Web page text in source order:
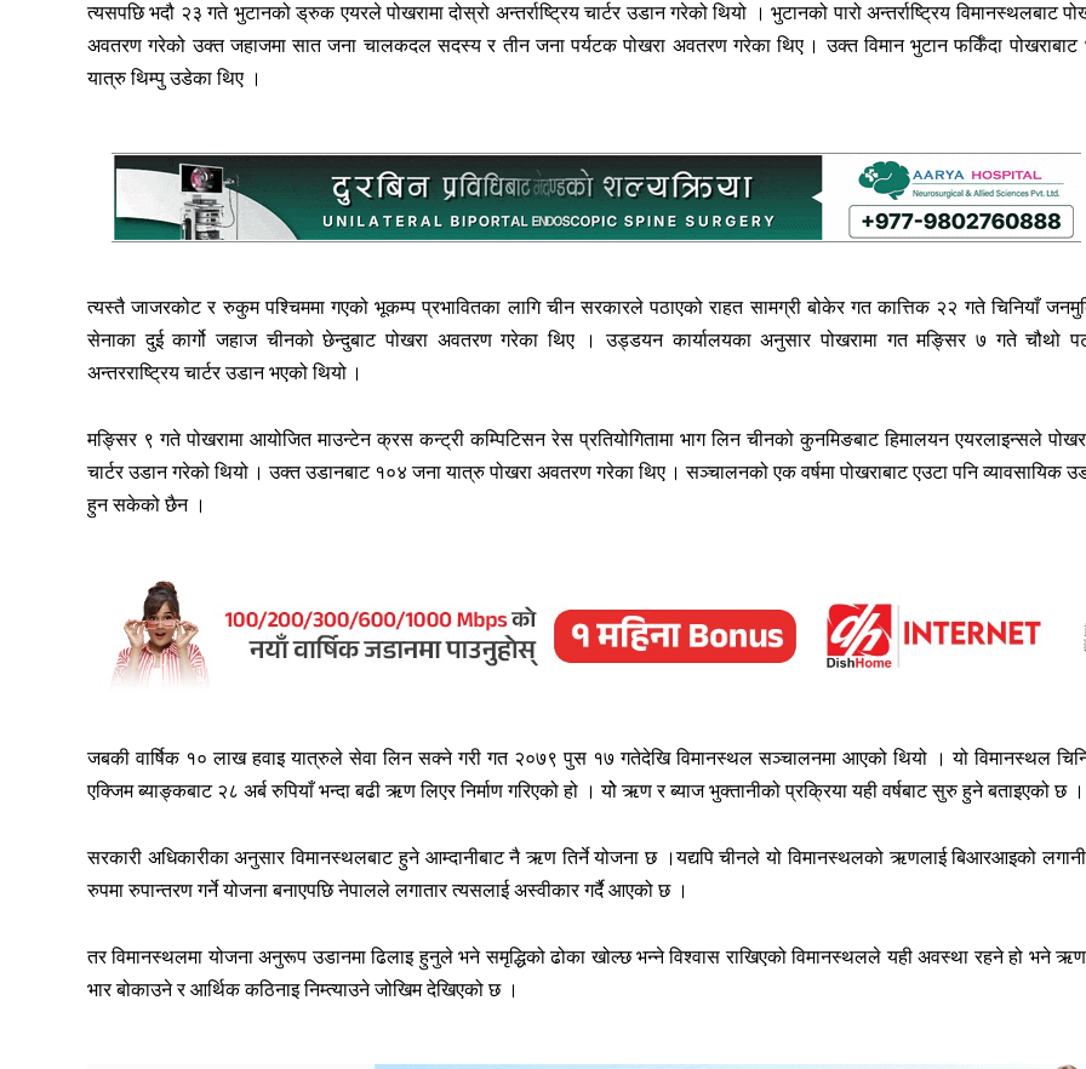
त्यसपछि भदौ २३ गते भुटानको ड्रुक एयरले पोखरामा दोस्रो अन्तर्राष्ट्रिय चार्टर उडान गरेको थियो । भुटानको पारो अन्तर्राष्ट्रिय विमानस्थलबाट
अवतरण गरेको उक्त जहाजमा सात जना चालकदल सदस्य र तीन जना पर्यटक पोखरा अवतरण गरेका थिए । उक्त विमान भुटान फर्किँदा पोखराबाट
यात्रु थिम्पु उडेका थिए ।
त्यस्तै जाजरकोट र रुकुम पश्चिममा गएको भूकम्प प्रभावितका लागि चीन सरकारले पठाएको राहत सामग्री बोकेर गत कात्तिक २२ गते चिनियाँ
सेनाका दुई कार्गो जहाज चीनको छेन्दुबाट पोखरा अवतरण गरेका थिए । उड्डयन कार्यालयका अनुसार पोखरामा गत मङ्सिर ७ गते चौथो
अन्तरराष्ट्रिय चार्टर उडान भएको थियो ।
मङ्सिर ९ गते पोखरामा आयोजित माउन्टेन क्रस कन्ट्री कम्पिटिसन रेस प्रतियोगितामा भाग लिन चीनको कुनमिङबाट हिमालयन एयरलाइन्सले
चार्टर उडान गरेको थियो । उक्त उडानबाट १०४ जना यात्रु पोखरा अवतरण गरेका थिए । सञ्चालनको एक वर्षमा पोखराबाट एउटा पनि व्यावसायिक
हुन सकेको छैन ।
जबकी वार्षिक १० लाख हवाइ यात्रुले सेवा लिन सक्ने गरी गत २०७९ पुस १७ गतेदेखि विमानस्थल सञ्चालनमा आएको थियो । यो विमानस्थल
एक्जिम ब्याङ्कबाट २८ अर्ब रुपियाँ भन्दा बढी ऋण लिएर निर्माण गरिएको हो । योे ऋण र ब्याज भुक्तानीको प्रक्रिया यही वर्षबाट सुरु हुने बताइएको छ ।
सरकारी अधिकारीका अनुसार विमानस्थलबाट हुने आम्दानीबाट नै ऋण तिर्ने योजना छ ।यद्यपि चीनले यो विमानस्थलको ऋणलाई बिआरआइको
रुपमा रुपान्तरण गर्ने योजना बनाएपछि नेपालले लगातार त्यसलाई अस्वीकार गर्दै आएको छ ।
तर विमानस्थलमा योजना अनुरूप उडानमा ढिलाइ हुनुले भने समृद्धिको ढोका खोल्छ भन्ने विश्वास राखिएको विमानस्थलले यही अवस्था रहने हो भने
भार बोकाउने र आर्थिक कठिनाइ निम्त्याउने जोखिम देखिएको छ ।